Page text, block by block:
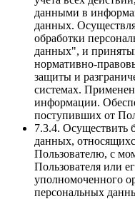
данными в
данных.
обработки
данных", и
нормативно-
защиты и
системах.
информации.
поступивших от
7.3.4. Осуществить
данных,
Пользователю, с
Пользователя или
уполномоченного
персональных